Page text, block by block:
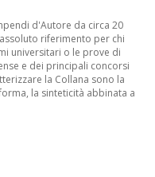
d'Autore da circa 20
riferimento per chi
universitari o le prove di
e dei principali concorsi
la Collana sono la
la sinteticità abbinata a